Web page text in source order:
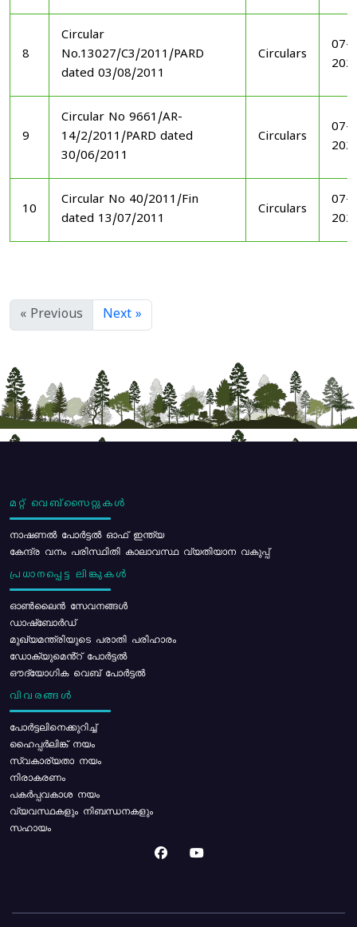
8
Circular
No.13027/C3/2011/PARD
dated 03/08/2011
Circulars
07-
9
Circular No 9661/AR-
14/2/2011/PARD dated
30/06/2011
Circulars
07-
10
Circular No 40/2011/Fin
dated 13/07/2011
Circulars
07-
« Previous Next »
മറ്റ് വെബ്സൈറ്റുകൾ
നാഷണൽ പോർട്ടൽ ഓഫ് ഇന്ത്യ
കേന്ദ്ര വനം പരിസ്ഥിതി കാലാവസ്ഥ വ്യതിയാന വകുപ്പ്
പ്രധാനപ്പെട്ട ലിങ്കുകൾ
ഓൺലൈൻ സേവനങ്ങൾ
ഡാഷ്ബോർഡ്
മുഖ്യമന്ത്രിയുടെ പരാതി പരിഹാരം
ഡോക്യുമെൻ്റ് പോർട്ടൽ
ഔദ്യോഗിക വെബ് പോർട്ടൽ
വിവരങ്ങൾ
പോര്‍ട്ടലിനെക്കുറിച്ച്
ഹൈപ്പർലിങ്ക് നയം
സ്വകാര്യതാ നയം
നിരാകരണം
പകർപ്പവകാശ നയം
വ്യവസ്ഥകളും നിബന്ധനകളും
സഹായം